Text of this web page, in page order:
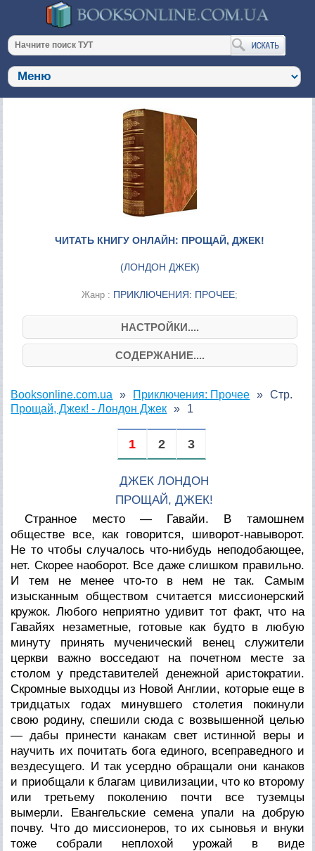
ЧИТАТЬ КНИГУ ОНЛАЙН: ПРОЩАЙ, ДЖЕК!
(ЛОНДОН ДЖЕК)
Жанр : ПРИКЛЮЧЕНИЯ: ПРОЧЕЕ;
НАСТРОЙКИ....
СОДЕРЖАНИЕ....
Booksonline.com.ua
Приключения: Прочее
Прощай, Джек! - Лондон Джек
Стр.
1
1 2 3
ДЖЕК ЛОНДОН
ПРОЩАЙ, ДЖЕК!
Странное место — Гавайи. В тамошнем
обществе все, как говорится, шиворот-навыворот.
Не то чтобы случалось что-нибудь неподобающее,
нет. Скорее наоборот. Все даже слишком правильно.
И тем не менее что-то в нем не так. Самым
изысканным обществом считается миссионерский
кружок. Любого неприятно удивит тот факт, что на
Гавайях незаметные, готовые как будто в любую
минуту принять мученический венец служители
церкви важно восседают на почетном месте за
столом у представителей денежной аристократии.
Скромные выходцы из Новой Англии, которые еще в
тридцатых годах минувшего столетия покинули
свою родину, спешили сюда с возвышенной целью
— дабы принести канакам свет истинной веры и
научить их почитать бога единого, всеправедного и
вездесущего. И так усердно обращали они канаков
и приобщали к благам цивилизации, что ко второму
или третьему поколению почти все туземцы
вымерли. Евангельские семена упали на добрую
почву. Что до миссионеров, то их сыновья и внуки
тоже собрали неплохой урожай в виде